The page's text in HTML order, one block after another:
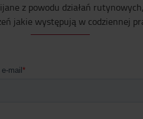
z powodu działań
jakie występują w codziennej